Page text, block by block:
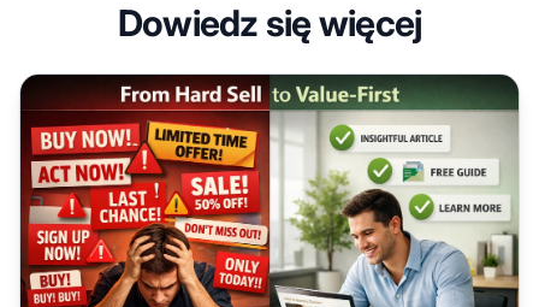
Dowiedz się więcej
Niesprzedażowa promocja treści: 7 sprawdzonych